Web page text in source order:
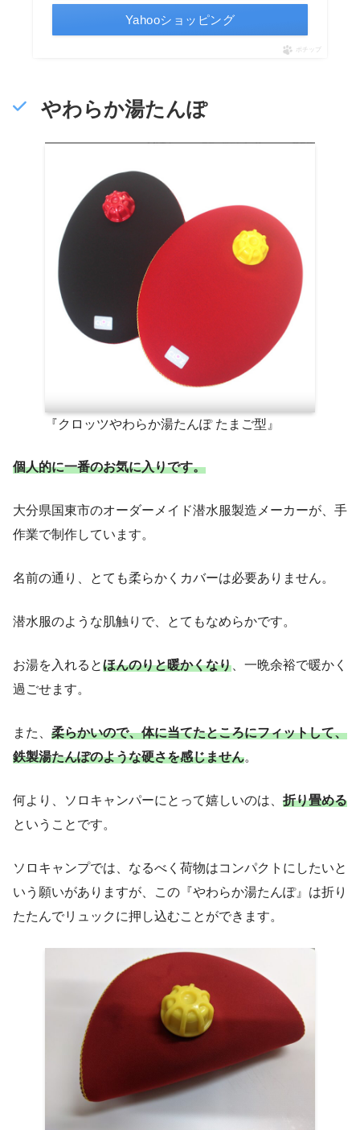
Yahooショッピング
ポチップ
やわらか湯たんぽ
『クロッツやわらか湯たんぽ たまご型』
個人的に一番のお気に入りです。
大分県国東市のオーダーメイド潜水服製造メーカーが、手
作業で制作しています。
名前の通り、とても柔らかくカバーは必要ありません。
潜水服のような肌触りで、とてもなめらかです。
お湯を入れるとほんのりと暖かくなり 、一晩余裕で暖かく
過ごせます。
また、 柔らかいので、体に当てたところにフィットして、
鉄製湯たんぽのような硬さを感じません。
何より、ソロキャンパーにとって嬉しいのは、 折り畳める
ということです。
ソロキャンプでは、なるべく荷物はコンパクトにしたいと
いう願いがありますが、この『やわらか湯たんぽ』は折り
たたんでリュックに押し込むことができます。